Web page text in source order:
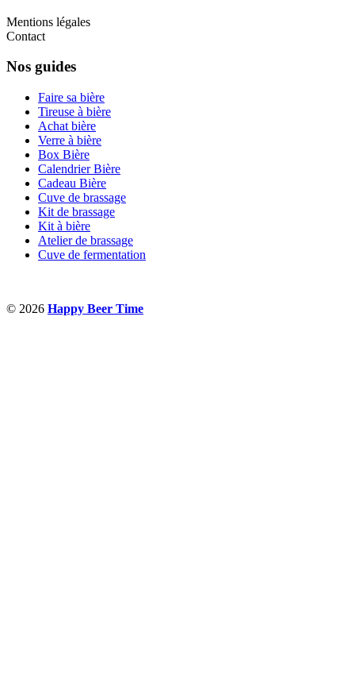
Mentions légales
Contact
Nos guides
Faire sa bière
Tireuse à bière
Achat bière
Verre à bière
Box Bière
Calendrier Bière
Cadeau Bière
Cuve de brassage
Kit de brassage
Kit à bière
Atelier de brassage
Cuve de fermentation
© 2026 Happy Beer Time